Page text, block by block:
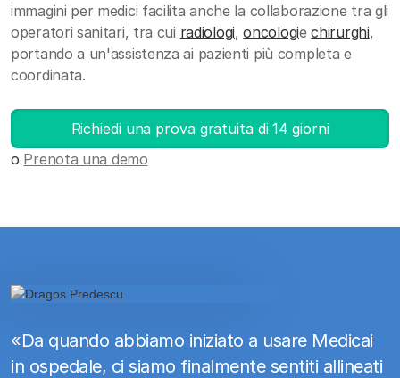
immagini per medici facilita anche la collaborazione tra gli
operatori sanitari, tra cui radiologi,oncologiechirurghi,
portando a un'assistenza ai pazienti più completa e
coordinata.
Richiedi una prova gratuita di 14 giorni
o Prenota una demo
«Da quando abbiamo iniziato a usare Medicai
in ospedale, ci siamo finalmente sentiti allineati